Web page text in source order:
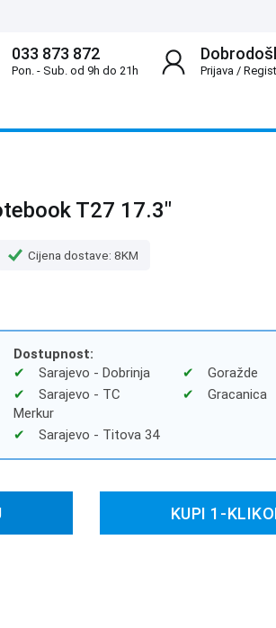
Prijava/
033 873 872
Pon. - Sub. od 9h do 21h
T27 17.3"
Cijena dostave: 8KM
Dostupnost:
Sarajevo - Dobrinja
Sarajevo - TC
Merkur
Sarajevo - Titova 34
Goražde
Gracanica
KUPI 1-